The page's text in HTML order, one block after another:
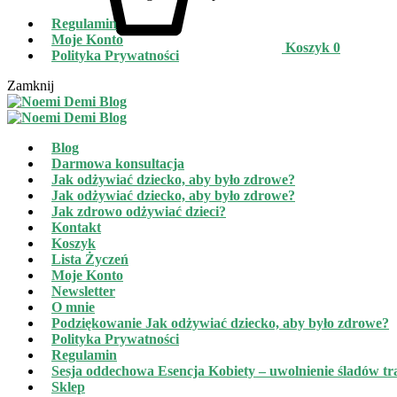
Koszyk 0
Regulamin
Moje Konto
Polityka Prywatności
Zamknij
Blog
Darmowa konsultacja
Jak odżywiać dziecko, aby było zdrowe?
Jak odżywiać dziecko, aby było zdrowe?
Jak zdrowo odżywiać dzieci?
Kontakt
Koszyk
Lista Życzeń
Moje Konto
Newsletter
O mnie
Podziękowanie Jak odżywiać dziecko, aby było zdrowe?
Polityka Prywatności
Regulamin
Sesja oddechowa Esencja Kobiety – uwolnienie śladów
Sklep